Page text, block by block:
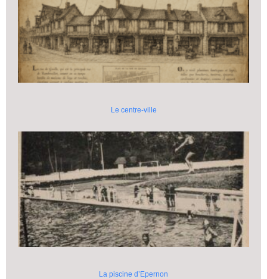
Le centre-ville
La piscine d’Epernon